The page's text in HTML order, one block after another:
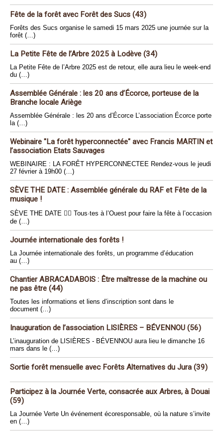
Fête de la forêt avec Forêt des Sucs (43)
Forêts des Sucs organise le samedi 15 mars 2025 une journée sur la
forêt (…)
La Petite Fête de l’Arbre 2025 à Lodève (34)
La Petite Fête de l’Arbre 2025 est de retour, elle aura lieu le week-end
du (…)
Assemblée Générale : les 20 ans d’Écorce, porteuse de la
Branche locale Ariège
Assemblée Générale : les 20 ans d’Écorce L’association Écorce porte
la (…)
Webinaire "La forêt hyperconnectée" avec Francis MARTIN et
l’association Etats Sauvages
WEBINAIRE : LA FORÊT HYPERCONNECTEE Rendez-vous le jeudi
27 février à 19h00 (…)
SÈVE THE DATE : Assemblée générale du RAF et Fête de la
musique !
SÈVE THE DATE 🏴‍☠️ Tous·tes à l’Ouest pour faire la fête à l’occasion
de (…)
Journée internationale des forêts !
La Journée internationale des forêts, un programme d’éducation
au (…)
Chantier ABRACADABOIS : Être maîtresse de la machine ou
ne pas être (44)
Toutes les informations et liens d’inscription sont dans le
document (…)
Inauguration de l’association LISIÈRES – BÉVENNOU (56)
L’inauguration de LISIÈRES - BÉVENNOU aura lieu le dimanche 16
mars dans le (…)
Sortie forêt mensuelle avec Forêts Alternatives du Jura (39)
Participez à la Journée Verte, consacrée aux Arbres, à Douai
(59)
La Journée Verte Un événement écoresponsable, où la nature s’invite
en (…)